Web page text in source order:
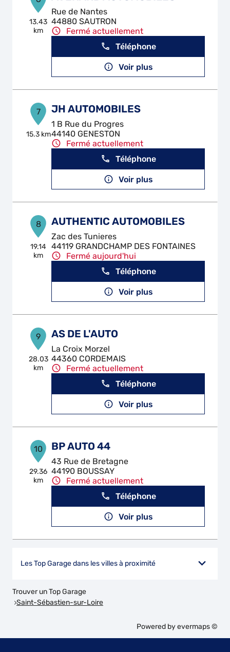
13.43
km
Rue de Nantes
44880 SAUTRON
Fermé actuellement
Téléphone
Voir plus
7
15.3 km
JH AUTOMOBILES
1 B Rue du Progres
44140 GENESTON
Fermé actuellement
Téléphone
Voir plus
8
19.14
km
AUTHENTIC AUTOMOBILES
Zac des Tunieres
44119 GRANDCHAMP DES FONTAINES
Fermé aujourd'hui
Téléphone
Voir plus
9
28.03
km
AS DE L'AUTO
La Croix Morzel
44360 CORDEMAIS
Fermé actuellement
Téléphone
Voir plus
10
29.36
km
BP AUTO 44
43 Rue de Bretagne
44190 BOUSSAY
Fermé actuellement
Téléphone
Voir plus
Les Top Garage dans les villes à proximité
Trouver un Top Garage
Saint-Sébastien-sur-Loire
Powered byevermaps ©